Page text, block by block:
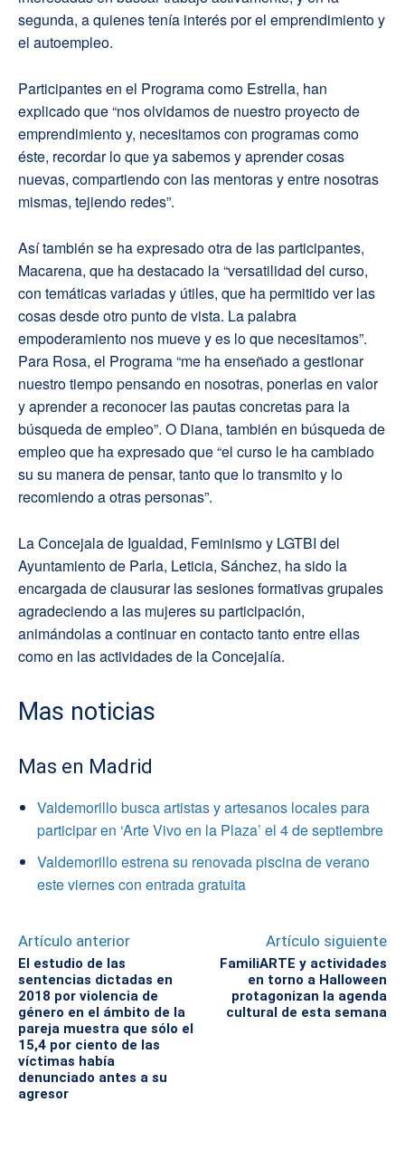
segunda, a quienes tenía interés por el emprendimiento y
el autoempleo.
Participantes en el Programa como Estrella, han
explicado que “nos olvidamos de nuestro proyecto de
emprendimiento y, necesitamos con programas como
éste, recordar lo que ya sabemos y aprender cosas
nuevas, compartiendo con las mentoras y entre nosotras
mismas, tejiendo redes”.
Así también se ha expresado otra de las participantes,
Macarena, que ha destacado la “versatilidad del curso,
con temáticas variadas y útiles, que ha permitido ver las
cosas desde otro punto de vista. La palabra
empoderamiento nos mueve y es lo que necesitamos”.
Para Rosa, el Programa “me ha enseñado a gestionar
nuestro tiempo pensando en nosotras, ponerlas en valor
y aprender a reconocer las pautas concretas para la
búsqueda de empleo”. O Diana, también en búsqueda de
empleo que ha expresado que “el curso le ha cambiado
su su manera de pensar, tanto que lo transmito y lo
recomiendo a otras personas”.
La Concejala de Igualdad, Feminismo y LGTBI del
Ayuntamiento de Parla, Leticia, Sánchez, ha sido la
encargada de clausurar las sesiones formativas grupales
agradeciendo a las mujeres su participación,
animándolas a continuar en contacto tanto entre ellas
como en las actividades de la Concejalía.
Mas noticias
Mas en Madrid
Valdemorillo busca artistas y artesanos locales para
participar en ‘Arte Vivo en la Plaza’ el 4 de septiembre
Valdemorillo estrena su renovada piscina de verano
este viernes con entrada gratuita
Artículo anterior
El estudio de las
sentencias dictadas en
2018 por violencia de
género en el ámbito de la
pareja muestra que sólo el
15,4 por ciento de las
víctimas había
denunciado antes a su
agresor
Artículo siguiente
FamiliARTE y actividades
en torno a Halloween
protagonizan la agenda
cultural de esta semana